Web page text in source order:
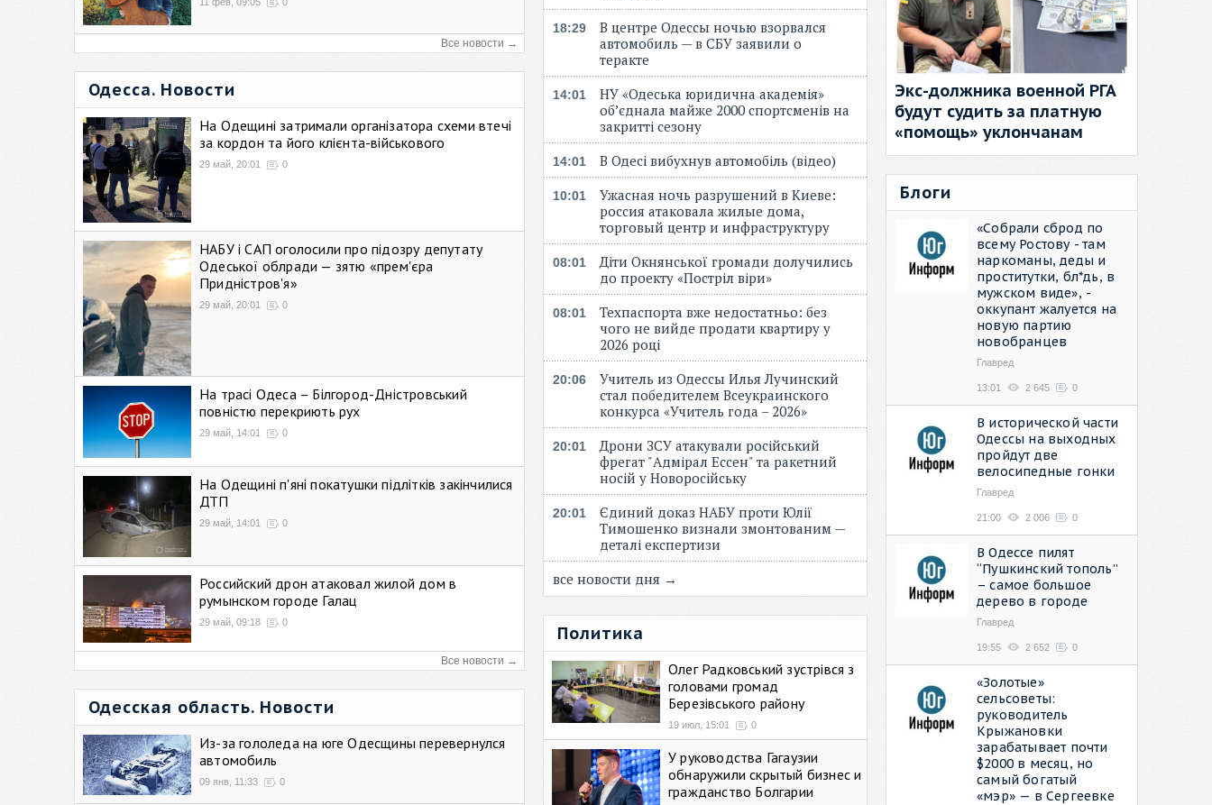
Все новости →
Одесса. Новости
На Одещині затримали організатора схеми втечі
за кордон та його клієнта-військового
29 май, 20:01 0
НАБУ і САП оголосили про підозру депутату
Одеської облради — зятю «прем'єра
Придністров'я»
29 май, 20:01 0
На трасі Одеса – Білгород-Дністровський
повністю перекриють рух
29 май, 14:01 0
На Одещині п'яні покатушки підлітків закінчилися
ДТП
29 май, 14:01 0
Российский дрон атаковал жилой дом в
румынском городе Галац
29 май, 09:18 0
Все новости →
Одесская область. Новости
Из-за гололеда на юге Одесщины перевернулся
автомобиль
09 янв, 11:33 0
18:29
В центре Одессы ночью взорвался
автомобиль — в СБУ заявили о
теракте
14:01
НУ «Одеська юридична академія»
об’єднала майже 2000 спортсменів на
закритті сезону
14:01 В Одесі вибухнув автомобіль (відео)
10:01
Ужасная ночь разрушений в Киеве:
россия атаковала жилые дома,
торговый центр и инфраструктуру
08:01
Діти Окнянської громади долучились
до проекту «Постріл віри»
08:01
Техпаспорта вже недостатньо: без
чого не вийде продати квартиру у
2026 році
20:06
Учитель из Одессы Илья Лучинский
стал победителем Всеукраинского
конкурса «Учитель года – 2026»
20:01
Дрони ЗСУ атакували російський
фрегат "Адмірал Ессен" та ракетний
носій у Новоросійську
20:01
Єдиний доказ НАБУ проти Юлії
Тимошенко визнали змонтованим —
деталі експертизи
все новости дня →
Политика
Олег Радковський зустрівся з
головами громад
Березівського району
19 июл, 15:01 0
У руководства Гагаузии
обнаружили скрытый бизнес и
гражданство Болгарии
Экс-должника военной РГА
будут судить за платную
«помощь» уклончанам
Блоги
«Собрали сброд по
всему Ростову - там
наркоманы, деды и
проститутки, бл*дь, в
мужском виде», -
оккупант жалуется на
новую партию
новобранцев
Главред
13:01 2 645 0
В исторической части
Одессы на выходных
пройдут две
велосипедные гонки
Главред
21:00 2 006 0
В Одессе пилят
“Пушкинский тополь”
– самое большое
дерево в городе
Главред
19:55 2 652 0
«Золотые»
сельсоветы:
руководитель
Крыжановки
зарабатывает почти
$2000 в месяц, но
самый богатый
«мэр» — в Сергеевке